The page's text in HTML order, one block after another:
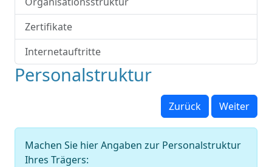
Zertifikate
Internetauftritte
Personalstruktur
Zurück Weiter
Machen Sie hier Angaben zur Personalstruktur
Ihres Trägers: